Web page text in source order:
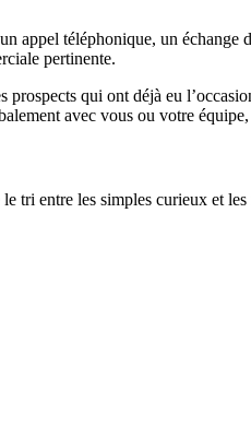
appel téléphonique, un échange
pertinente.
prospects qui ont déjà eu
avec vous ou votre
tri entre les simples curieux et